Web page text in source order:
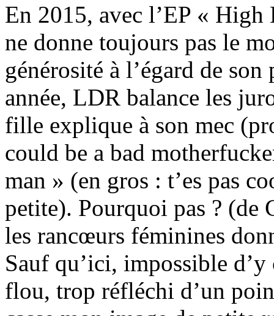
En 2015, avec l’EP «
ne donne toujours pas le
générosité à l’égard de
année, LDR balance les
fille explique à son mec
could be a bad
man » (en gros : t’es pas
petite). Pourquoi pas ? (de
les rancœurs féminines
Sauf qu’ici, impossible
flou, trop réfléchi d’un